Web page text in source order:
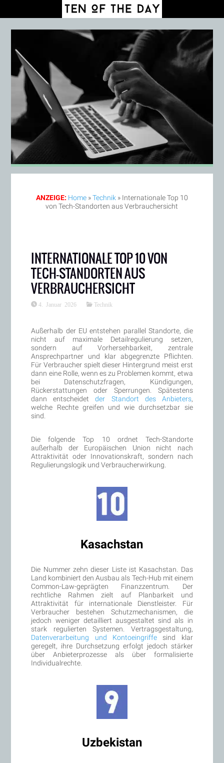
ANZEIGE: Home»Technik» Internationale Top 10
von Tech-Standorten aus Verbrauchersicht
INTERNATIONALE TOP 10 VON
TECH-STANDORTEN AUS
VERBRAUCHERSICHT
4. Januar 2026 Technik
Außerhalb der EU entstehen parallel Standorte, die
nicht auf maximale Detailregulierung setzen,
sondern auf Vorhersehbarkeit, zentrale
Ansprechpartner und klar abgegrenzte Pflichten.
Für Verbraucher spielt dieser Hintergrund meist erst
dann eine Rolle, wenn es zu Problemen kommt, etwa
bei Datenschutzfragen, Kündigungen,
Rückerstattungen oder Sperrungen. Spätestens
dann entscheidetder Standort des Anbieters,
welche Rechte greifen und wie durchsetzbar sie
sind.
Die folgende Top 10 ordnet Tech-Standorte
außerhalb der Europäischen Union nicht nach
Attraktivität oder Innovationskraft, sondern nach
Regulierungslogik und Verbraucherwirkung.
Kasachstan
Die Nummer zehn dieser Liste ist Kasachstan. Das
Land kombiniert den Ausbau als Tech-Hub mit einem
Common-Law-geprägten Finanzzentrum. Der
rechtliche Rahmen zielt auf Planbarkeit und
Attraktivität für internationale Dienstleister. Für
Verbraucher bestehen Schutzmechanismen, die
jedoch weniger detailliert ausgestaltet sind als in
stark regulierten Systemen. Vertragsgestaltung,
Datenverarbeitung und Kontoeingriffesind klar
geregelt, ihre Durchsetzung erfolgt jedoch stärker
über Anbieterprozesse als über formalisierte
Individualrechte.
Uzbekistan